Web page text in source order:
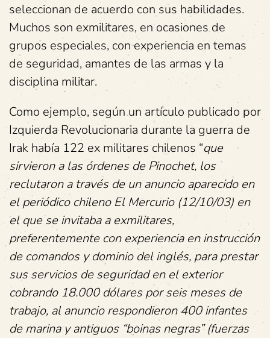
seleccionan de acuerdo con sus habilidades.
Muchos son exmilitares, en ocasiones de
grupos especiales, con experiencia en temas
de seguridad, amantes de las armas y la
disciplina militar.
Como ejemplo, según un artículo publicado por
Izquierda Revolucionaria durante la guerra de
Irak había 122 ex militares chilenos “que
sirvieron a las órdenes de Pinochet, los
reclutaron a través de un anuncio aparecido en
el periódico chileno El Mercurio (12/10/03) en
el que se invitaba a exmilitares,
preferentemente con experiencia en instrucción
de comandos y dominio del inglés, para prestar
sus servicios de seguridad en el exterior
cobrando 18.000 dólares por seis meses de
trabajo, al anuncio respondieron 400 infantes
de marina y antiguos “boinas negras” (fuerzas